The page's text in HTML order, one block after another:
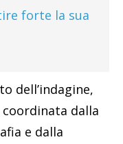
forte la sua
dell’indagine,
dalla
e dalla